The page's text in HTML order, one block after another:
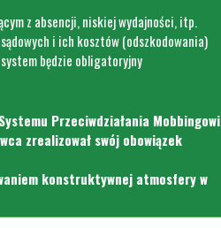
z absencji, niskiej wydajności, itp.
i ich kosztów (odszkodowania)
będzie obligatoryjny
Przeciwdziałania Mobbingowi
zrealizował swój obowiązek
konstruktywnej atmosfery w